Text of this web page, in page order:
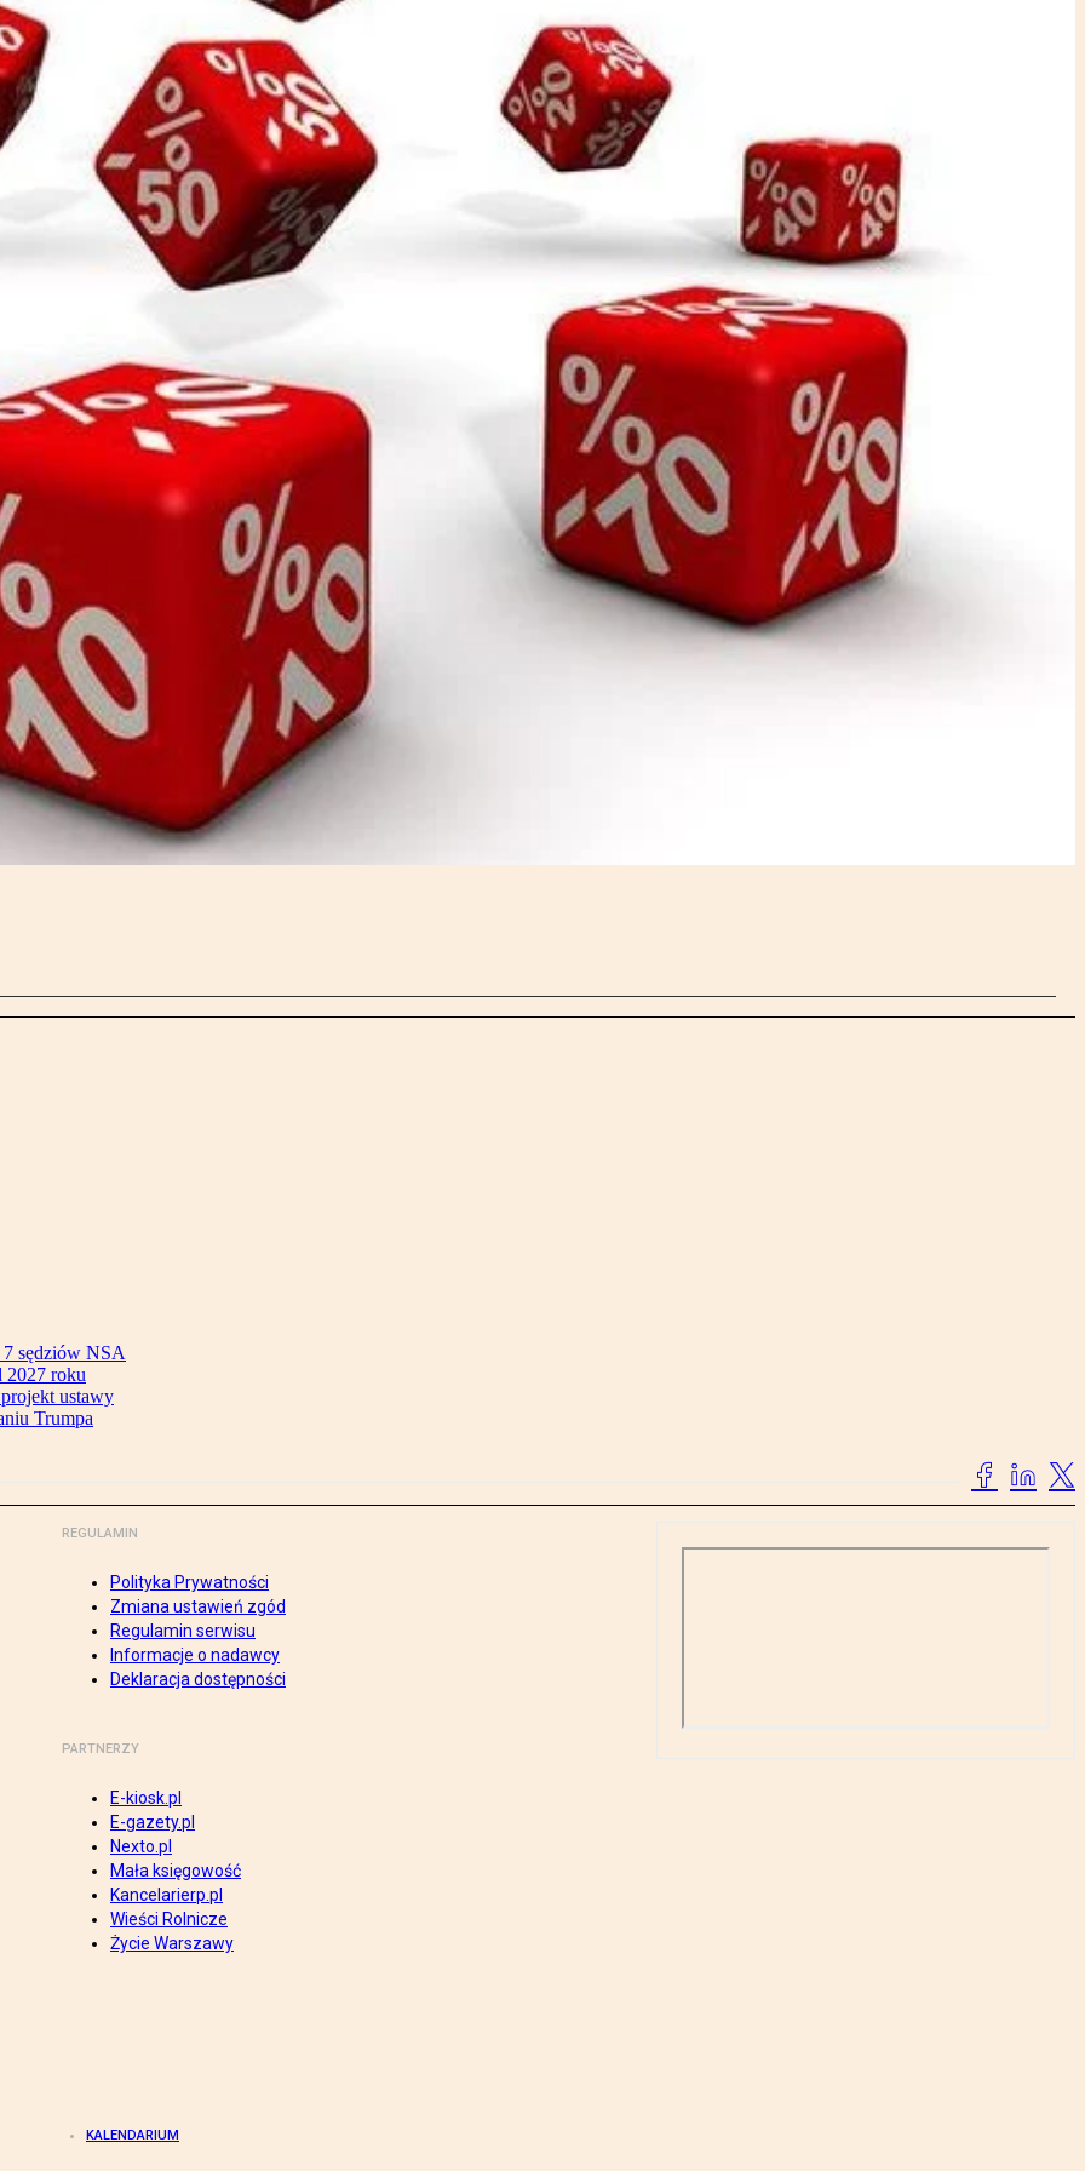
sędziów NSA
2027 roku
ustawy
Trumpa
REGULAMIN
Polityka Prywatności
Zmiana ustawień zgód
Regulamin serwisu
Informacje o nadawcy
Deklaracja dostępności
PARTNERZY
E-kiosk.pl
E-gazety.pl
Nexto.pl
Mała księgowość
Kancelarierp.pl
Wieści Rolnicze
Życie Warszawy
KALENDARIUM